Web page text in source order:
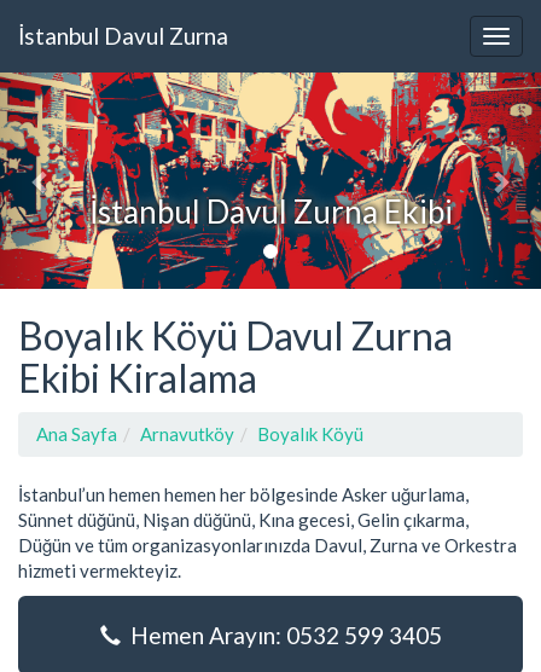
İstanbul Davul Zurna
İstanbul Davul Zurna Ekibi
Boyalık Köyü Davul Zurna
Ekibi Kiralama
Ana Sayfa Arnavutköy Boyalık Köyü
İstanbul’un hemen hemen her bölgesinde Asker uğurlama,
Sünnet düğünü, Nişan düğünü, Kına gecesi, Gelin çıkarma,
Düğün ve tüm organizasyonlarınızda Davul, Zurna ve Orkestra
hizmeti vermekteyiz.
Hemen Arayın: 0532 599 3405